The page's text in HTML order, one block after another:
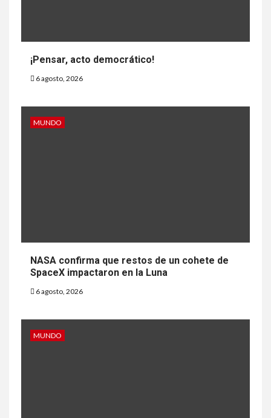
¡Pensar, acto democrático!
6 agosto, 2026
MUNDO
NASA confirma que restos de un cohete de
SpaceX impactaron en la Luna
6 agosto, 2026
MUNDO